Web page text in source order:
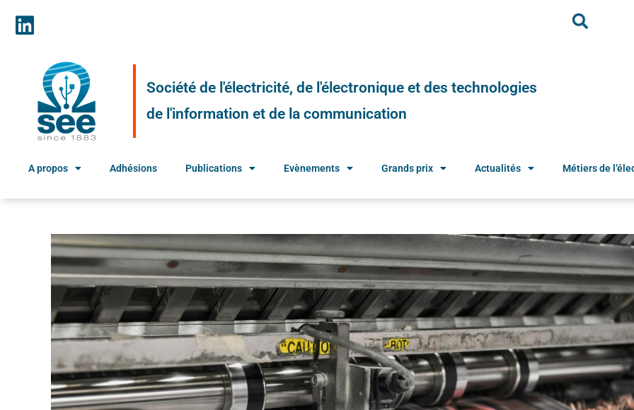
Société de l'électricité, de l'électronique et des technologies
de l'information et de la communication
A propos Adhésions Publications Evènements Grands prix Actualités Métiers de